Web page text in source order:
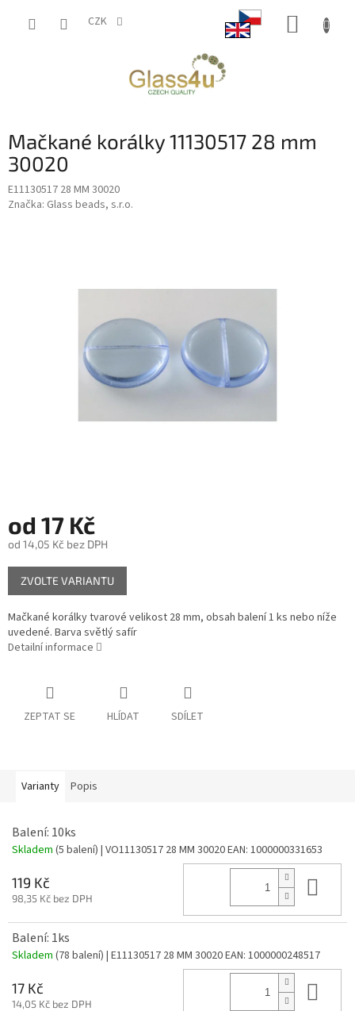
CZK
Mačkané korálky 11130517 28 mm
30020
E11130517 28 MM 30020
Značka: Glass beads, s.r.o.
od 17 Kč
od 14,05 Kč bez DPH
Měrná
cena:
ZVOLTE VARIANTU
Mačkané korálky tvarové velikost 28 mm, obsah balení 1 ks nebo níže
uvedené. Barva světlý safír
Detailní informace
ZEPTAT SE HLÍDAT SDÍLET
Varianty Popis
Balení: 10ks
Skladem (5 balení) | VO11130517 28 MM 30020EAN: 1000000331653
119 Kč
98,35 Kč bez DPH
Balení: 1ks
Skladem (78 balení) | E11130517 28 MM 30020EAN: 1000000248517
17 Kč
14,05 Kč bez DPH